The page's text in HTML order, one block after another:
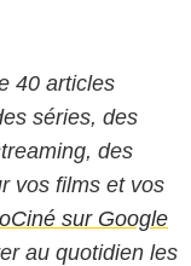
40 articles
séries, des
des
vos films et vos
sur Google
au quotidien les